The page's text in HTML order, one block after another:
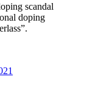
scandal
doping